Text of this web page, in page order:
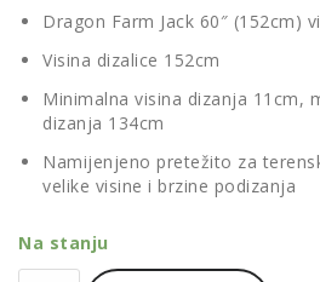
Dragon Farm Jack 60″ (152cm)
Visina dizalice 152cm
Minimalna visina dizanja 11cm,
dizanja 134cm
Namijenjeno pretežito za
velike visine i brzine podizanja
Na stanju